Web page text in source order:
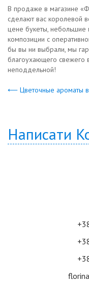
В продаже в магазине
сделают вас королевой
цене букеты,
композиции с
бы вы ни выбрали, мы
благоухающего свежего
неподдельной!
⟵ Цветочные ароматы
Написати